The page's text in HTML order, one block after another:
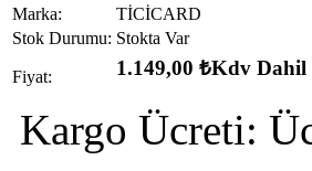
Marka:
TİCİCARD
Stok Durumu: Stokta Var
Fiyat: 1.149,00 ₺Kdv Dahil
Kargo Ücreti: